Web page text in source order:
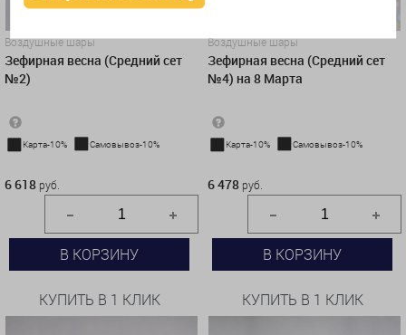
Воздушные шары
Зефирная весна (Средний сет
№2)
Карта-10% Самовывоз-10%
6 618 руб.
В КОРЗИНУ
КУПИТЬ В 1 КЛИК
Воздушные шары
Зефирная весна (Средний сет
№4) на 8 Марта
Карта-10% Самовывоз-10%
6 478 руб.
В КОРЗИНУ
КУПИТЬ В 1 КЛИК